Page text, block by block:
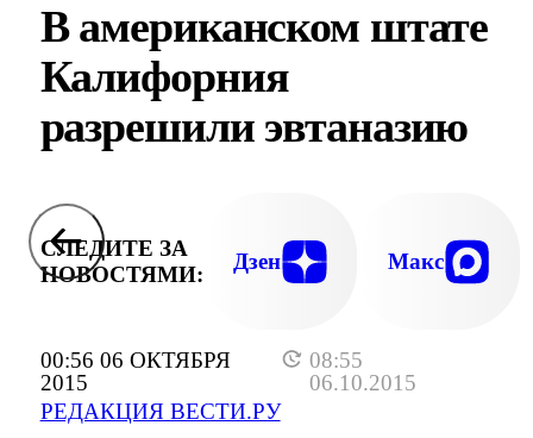
00:56 06 ОКТЯБРЯ
2015
08:55
06.10.2015
РЕДАКЦИЯ ВЕСТИ.РУ
В американском штате
Калифорния
разрешили эвтаназию
СЛЕДИТЕ ЗА
НОВОСТЯМИ:
Дзен Макс